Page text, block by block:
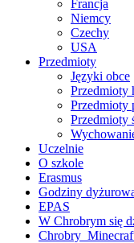
Francja
Niemcy
Czechy
USA
Przedmioty
Języki obce
Przedmioty
Przedmioty
Przedmioty
Uczelnie
O szkole
Erasmus
Godziny
EPAS
W Chrobrym się